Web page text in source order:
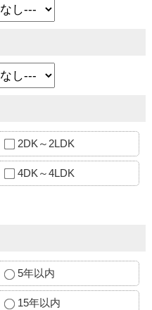
2DK～2LDK
4DK～4LDK
5年以内
15年以内